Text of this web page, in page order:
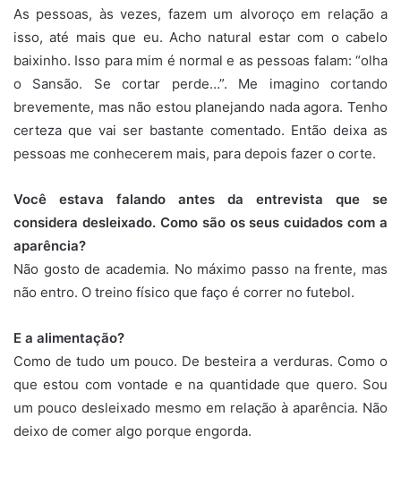
As pessoas, às vezes, fazem um alvoroço em relação a
isso, até mais que eu. Acho natural estar com o cabelo
baixinho. Isso para mim é normal e as pessoas falam: “olha
o Sansão. Se cortar perde…”. Me imagino cortando
brevemente, mas não estou planejando nada agora. Tenho
certeza que vai ser bastante comentado. Então deixa as
pessoas me conhecerem mais, para depois fazer o corte.
Você estava falando antes da entrevista que se
considera desleixado. Como são os seus cuidados com a
aparência?
Não gosto de academia. No máximo passo na frente, mas
não entro. O treino físico que faço é correr no futebol.
E a alimentação?
Como de tudo um pouco. De besteira a verduras. Como o
que estou com vontade e na quantidade que quero. Sou
um pouco desleixado mesmo em relação à aparência. Não
deixo de comer algo porque engorda.